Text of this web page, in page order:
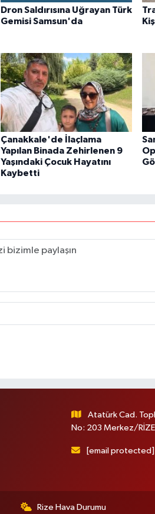
Dron Saldırısına Uğrayan Türk
Gemisi Samsun'da
Çanakkale'de İlaçlama
Yapılan Binada Zehirlenen 9
Yaşındaki Çocuk Hayatını
Kaybetti
Atatürk Cad.
No: 203 Merkez/RİZE
[email protected]
Rize Hava Durumu